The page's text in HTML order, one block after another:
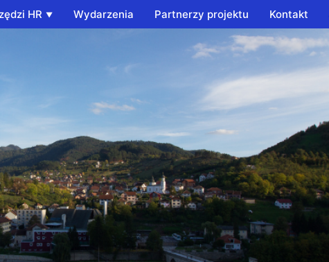
HR Wydarzenia Partnerzy projektu Kontakt